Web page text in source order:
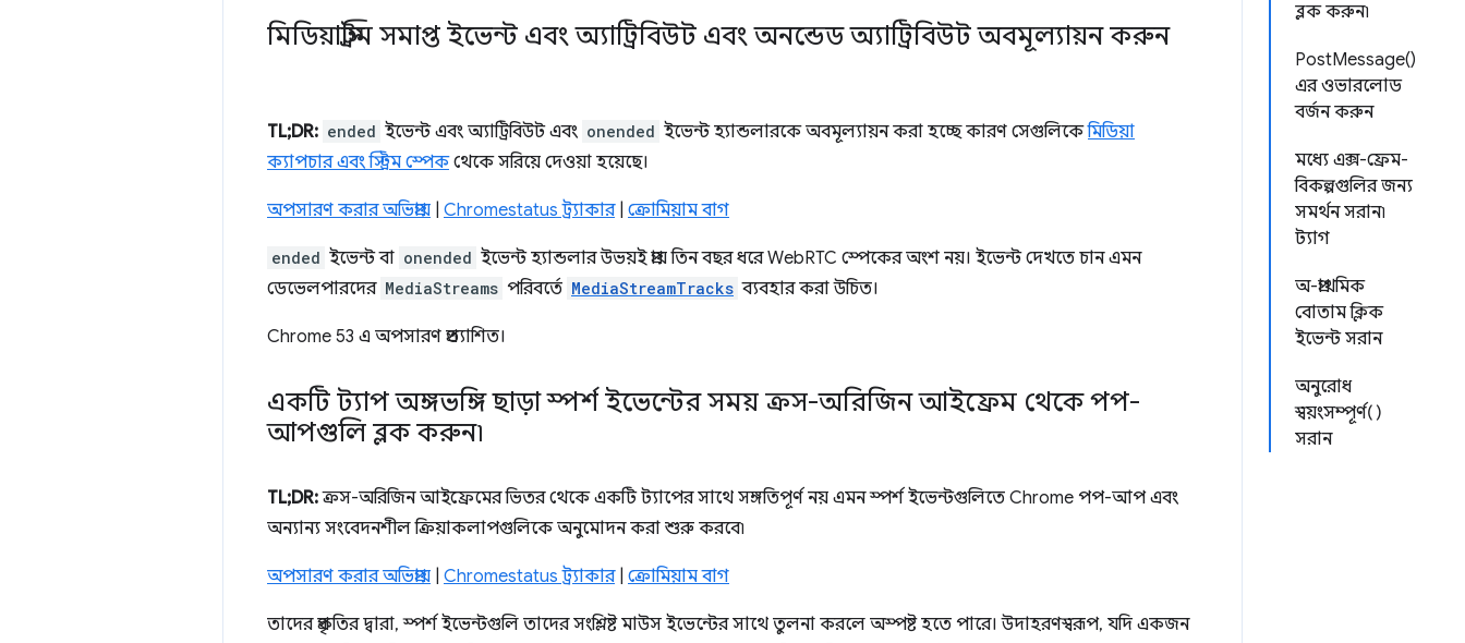
ব্লক করুন৷
PostMessage()
এর ওভারলোড
বর্জন করুন
মধ্যে এক্স-ফ্রেম-
বিকল্পগুলির জন্য
সমর্থন সরান৷
ট্যাগ
অ-প্রাথমিক
বোতাম ক্লিক
ইভেন্ট সরান
অনুরোধ
স্বয়ংসম্পূর্ণ()
সরান
মিডিয়াস্ট্রিম সমাপ্ত ইভেন্ট এবং অ্যাট্রিবিউট এবং অনন্ডেড অ্যাট্রিবিউট অবমূল্যায়ন করুন
TL;DR: ended ইভেন্ট এবং অ্যাট্রিবিউট এবং onended ইভেন্ট হ্যান্ডলারকে অবমূল্যায়ন করা হচ্ছে কারণ সেগুলিকেমিডিয়া
ক্যাপচার এবং স্ট্রিম স্পেকথেকে সরিয়ে দেওয়া হয়েছে।
অপসারণ করার অভিপ্রায় Chromestatus ট্র্যাকার| ক্রোমিয়াম বাগ
ended ইভেন্ট বা onended ইভেন্ট হ্যান্ডলার উভয়ই প্রায় তিন বছর ধরে WebRTC স্পেকের অংশ নয়। ইভেন্ট দেখতে চান এমন
ডেভেলপারদের MediaStreams পরিবর্তে MediaStreamTracks ব্যবহার করা উচিত।
Chrome 53 এ অপসারণ প্রত্যাশিত।
একটি ট্যাপ অঙ্গভঙ্গি ছাড়া স্পর্শ ইভেন্টের সময় ক্রস-অরিজিন আইফ্রেম থেকে পপ-
আপগুলি ব্লক করুন৷
TL;DR:ক্রস-অরিজিন আইফ্রেমের ভিতর থেকে একটি ট্যাপের সাথে সঙ্গতিপূর্ণ নয় এমন স্পর্শ ইভেন্টগুলিতে Chrome পপ-আপ এবং
অন্যান্য সংবেদনশীল ক্রিয়াকলাপগুলিকে অনুমোদন করা শুরু করবে৷
অপসারণ করার অভিপ্রায় Chromestatus ট্র্যাকার| ক্রোমিয়াম বাগ
তাদের প্রকৃতির দ্বারা, স্পর্শ ইভেন্টগুলি তাদের সংশ্লিষ্ট মাউস ইভেন্টের সাথে তুলনা করলে অস্পষ্ট হতে পারে। উদাহরণস্বরূপ, যদি একজন